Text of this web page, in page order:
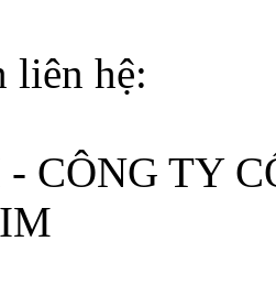
liên hệ:
CÔNG TY